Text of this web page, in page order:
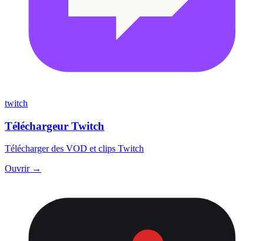
twitch
Téléchargeur Twitch
Télécharger des VOD et clips Twitch
Ouvrir →